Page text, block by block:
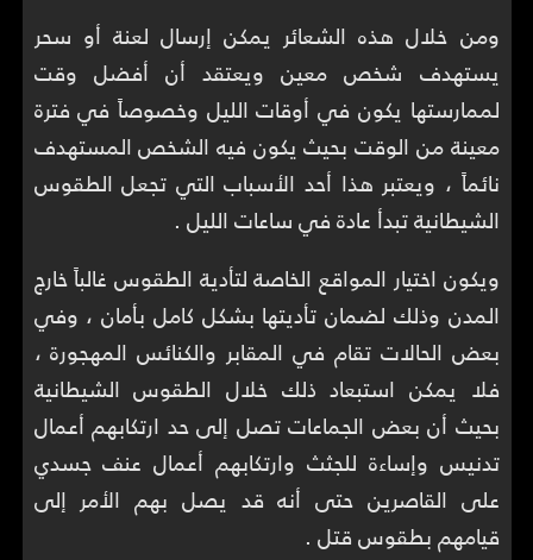
ومن خلال هذه الشعائر يمكن إرسال لعنة أو سحر
يستهدف شخص معين ويعتقد أن أفضل وقت
لممارستها يكون في أوقات الليل وخصوصاً في فترة
معينة من الوقت بحيث يكون فيه الشخص المستهدف
نائماً ، ويعتبر هذا أحد الأسباب التي تجعل الطقوس
الشيطانية تبدأ عادة في ساعات الليل .
ويكون اختيار المواقع الخاصة لتأدية الطقوس غالباً خارج
المدن وذلك لضمان تأديتها بشكل كامل بأمان ، وفي
بعض الحالات تقام في المقابر والكنائس المهجورة ،
فلا يمكن استبعاد ذلك خلال الطقوس الشيطانية
بحيث أن بعض الجماعات تصل إلى حد ارتكابهم أعمال
تدنيس وإساءة للجثث وارتكابهم أعمال عنف جسدي
على القاصرين حتى أنه قد يصل بهم الأمر إلى
قيامهم بطقوس قتل .